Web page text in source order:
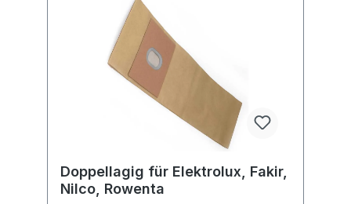
Doppellagig für Elektrolux, Fakir,
Nilco, Rowenta